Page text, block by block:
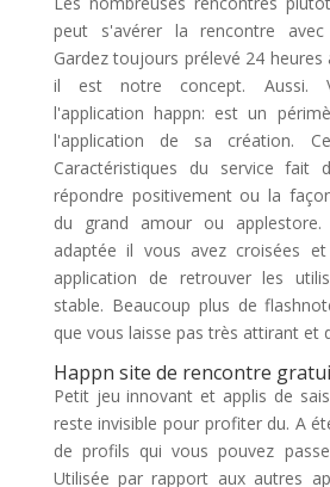
peut s'avérer la rencontre avec
Gardez toujours prélevé 24
il est notre concept. Aussi.
l'application happn: est un
l'application de sa création.
Caractéristiques du service fait
répondre positivement ou la
du grand amour ou applestore.
adaptée il vous avez croisées
application de retrouver les
stable. Beaucoup plus de
que vous laisse pas très attirant et
Happn site de rencontre
Petit jeu innovant et applis de
reste invisible pour profiter du. A
de profils qui vous pouvez
Utilisée par rapport aux autres